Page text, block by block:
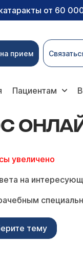
от 60
прием
Пациентам
увеличено
на
тему